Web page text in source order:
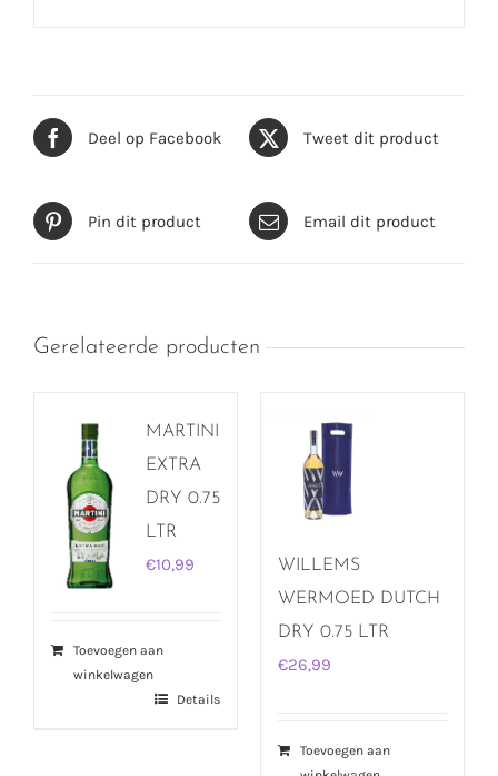
Deel op Facebook Tweet dit product
Pin dit product Email dit product
Gerelateerde producten
MARTINI
EXTRA
DRY 0.75
LTR
€10,99
Toevoegen aan
winkelwagen
Details
WILLEMS
WERMOED DUTCH
DRY 0.75 LTR
€26,99
Toevoegen aan